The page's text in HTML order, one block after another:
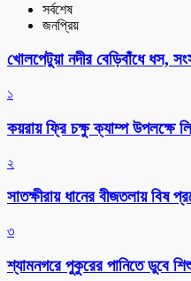
সর্বশেষ
জনপ্রিয়
খোলপেটুয়া নদীর বেড়িবাঁধে ধস,
১
কয়রায় ফ্রি চক্ষু ক্যাম্প উপলক্ষে
২
সাতক্ষীরায় ধানের বীজতলায় বিষ
৩
শ্যামনগরে পুকুরের পানিতে ডুবে